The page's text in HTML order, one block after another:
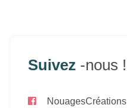
Suivez -nous !
NouagesCréations